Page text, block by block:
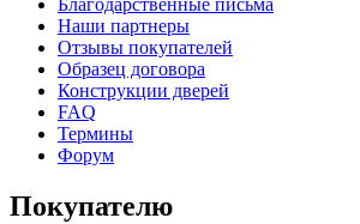
Благодарственные письма
Наши партнеры
Отзывы покупателей
Образец договора
Конструкции дверей
FAQ
Термины
Форум
Покупателю